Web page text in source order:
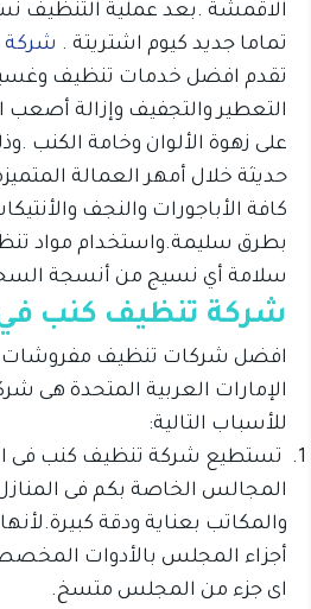
الاقمشة .بعد عملية
تماما جديد كيوم اشتريتة . شركة
تقدم افضل خدمات تنظيف وغسيل
التعطير والتجفيف وإزالة
على زهوة الألوان وخامة الكنب
حديثة خلال أمهر العمالة
كافة الأباجورات والنجف
بطرق سليمة.واستخدام مواد
سلامة أي نسيج من أنسجة
شركة تنظيف كنب
افضل شركات تنظيف مفروشات
الإمارات العربية المتحدة هى
للأسباب التالية:
تستطيع شركة تنظيف كنب فى
المجالس الخاصة بكم فى
والمكاتب بعناية ودقة
أجزاء المجلس بالأدوات
اى جزء من المجلس متسخ.